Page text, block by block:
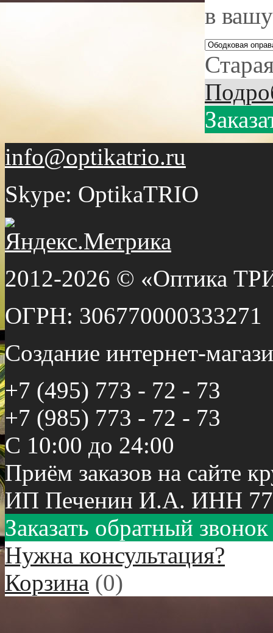
в
info@optikatrio.ru
Skype: OptikaTRIO
2012-2026 © «Оптика
ОГРН: 306770000333271
Создание интернет-
+7 (495) 773 - 72 - 73
+7 (985) 773 - 72 - 73
С 10:00 до 24:00
Приём заказов на сайте
ИП Печенин И.А. ИНН
Заказать обратный звонок
Нужна консультация?
Корзина (0)